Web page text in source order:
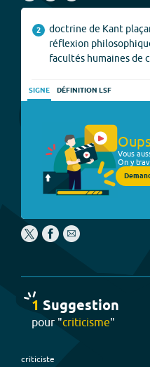
2
doctrine de Kant
réflexion
facultés humaines de
SIGNE DÉFINITION LSF
Vous
On y
1 Suggestion
pour "criticisme"
criticiste